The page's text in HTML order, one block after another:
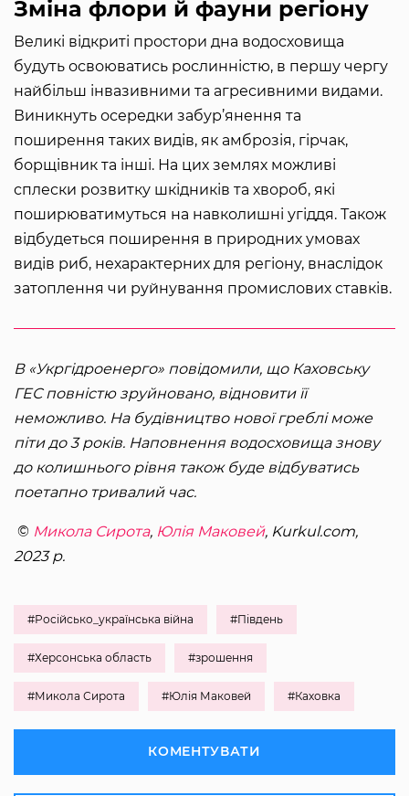
Зміна флори й фауни регіону
Великі відкриті простори дна водосховища
будуть освоюватись рослинністю, в першу чергу
найбільш інвазивними та агресивними видами.
Виникнуть осередки забур’янення та
поширення таких видів, як амброзія, гірчак,
борщівник та інші. На цих землях можливі
сплески розвитку шкідників та хвороб, які
поширюватимуться на навколишні угіддя. Також
відбудеться поширення в природних умовах
видів риб, нехарактерних для регіону, внаслідок
затоплення чи руйнування промислових ставків.
В «Укргідроенерго» повідомили, що Каховську
ГЕС повністю зруйновано, відновити її
неможливо. На будівництво нової греблі може
піти до 3 років. Наповнення водосховища знову
до колишнього рівня також буде відбуватись
поетапно тривалий час.
© Микола Сирота, Юлія Маковей, Kurkul.com,
2023 р.
#Російсько_українська війна #Південь
#Херсонська область #зрошення
#Микола Сирота #Юлія Маковей #Каховка
КОМЕНТУВАТИ